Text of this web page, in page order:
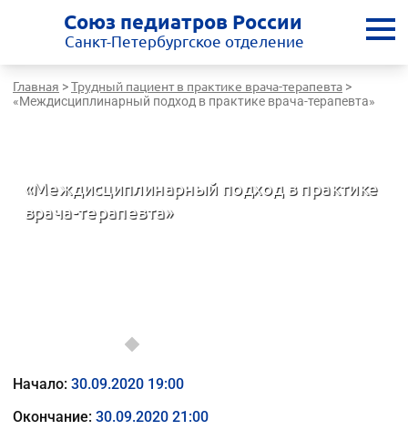
Союз педиатров России
Санкт-Петербургское отделение
Главная >Трудный пациент в практике врача-терапевта >
«Междисциплинарный подход в практике врача-терапевта»
«Междисциплинарный подход в практике
врача-терапевта»
Начало: 30.09.2020 19:00
Окончание: 30.09.2020 21:00